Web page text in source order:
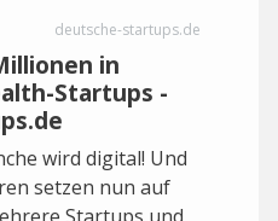
deutsche-startups.de
in
Startups -
wird digital! Und
setzen nun auf